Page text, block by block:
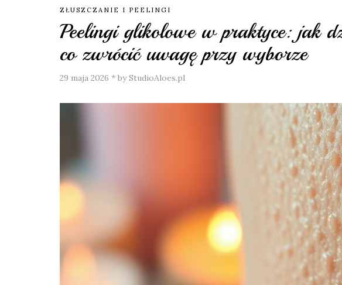
ZŁUSZCZANIE I PEELINGI
Peelingi glikolowe w praktyce: jak
co zwrócić uwagę przy wyborze
29 maja 2026 * by StudioAloes.pl